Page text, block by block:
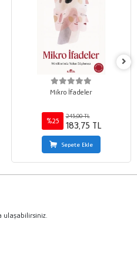
Mikro İfadeler
%25
245,00 TL
183,75 TL
Sepete Ekle
ulaşabilirsiniz.